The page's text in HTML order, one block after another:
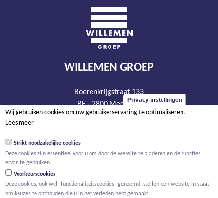
WILLEMEN GROEP
Boerenkrijgstraat 133
BE - 2800 Mechelen
tel +32 15 569 965
BTW BE 0466.256.432
Privacy instellingen
Wij gebruiken cookies om uw gebruikerservaring te optimaliseren.
Lees meer
Strikt noodzakelijke cookies
Deze cookies zijn essentieel voor u om door de website te bladeren en de functies
ervan te gebruiken.
Voorkeurscookies
Deze cookies, ook wel -functionaliteitscookies- genoemd, stellen een website in staat
om keuzes te onthouden die u in het verleden hebt gemaakt.